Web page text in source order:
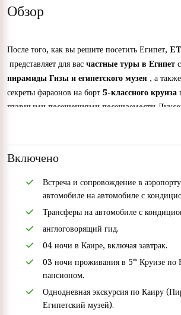
Обзор
После того, как вы решите посетить Египет,
представляет для вас частные туры в Египет
пирамиды Гизы и египетского музея , а
секреты фараонов на борт 5-классного круиза
главными посещениями посещаемости
Включено
Встреча и сопровождение в
автомобиле на автомобиле с
Трансферы на автомобиле с
англоговорящий гид.
04 ночи в Каире, включая завтрак.
03 ночи проживания в 5* Круизе по
пансионом.
Однодневная экскурсия по Каиру
Египетский музей).